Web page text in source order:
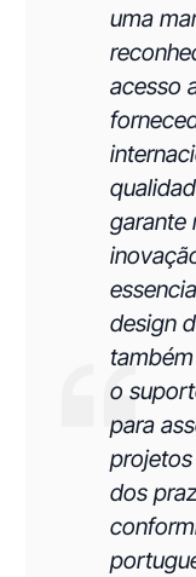
uma
acesso
garante
design
o
para
dos